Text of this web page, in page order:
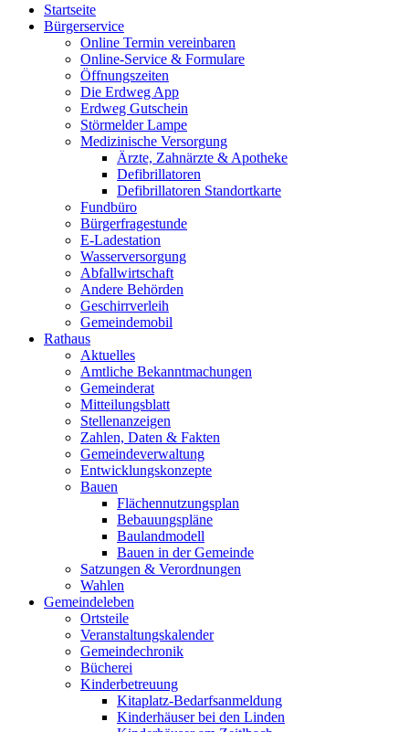
Startseite
Bürgerservice
Online Termin vereinbaren
Online-Service & Formulare
Öffnungszeiten
Die Erdweg App
Erdweg Gutschein
Störmelder Lampe
Medizinische Versorgung
Ärzte, Zahnärzte & Apotheke
Defibrillatoren
Defibrillatoren Standortkarte
Fundbüro
Bürgerfragestunde
E-Ladestation
Wasserversorgung
Abfallwirtschaft
Andere Behörden
Geschirrverleih
Gemeindemobil
Rathaus
Aktuelles
Amtliche Bekanntmachungen
Gemeinderat
Mitteilungsblatt
Stellenanzeigen
Zahlen, Daten & Fakten
Gemeindeverwaltung
Entwicklungskonzepte
Bauen
Flächennutzungsplan
Bebauungspläne
Baulandmodell
Bauen in der Gemeinde
Satzungen & Verordnungen
Wahlen
Gemeindeleben
Ortsteile
Veranstaltungskalender
Gemeindechronik
Bücherei
Kinderbetreuung
Kitaplatz-Bedarfsanmeldung
Kinderhäuser bei den Linden